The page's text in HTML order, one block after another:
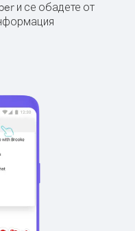
и се обадете от